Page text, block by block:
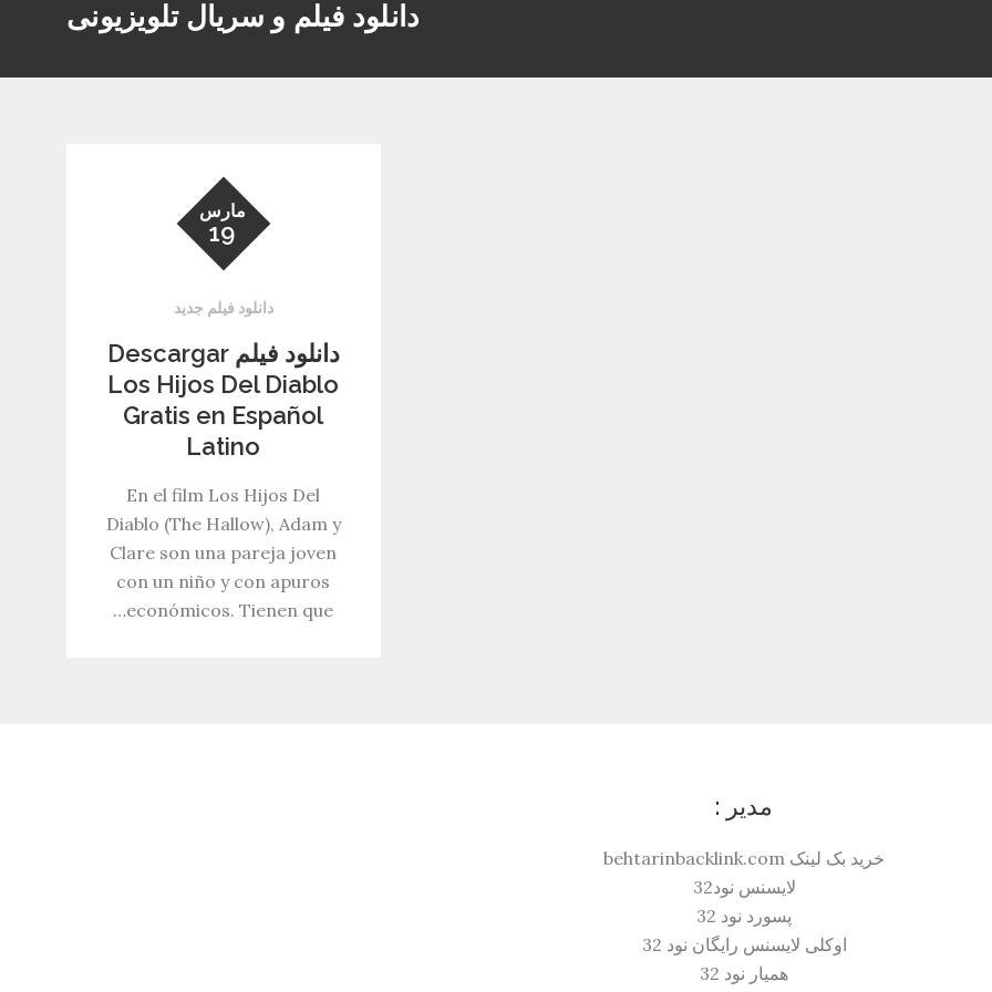
دانلود فیلم و سریال تلویزیونی
مارس
19
دانلود فیلم جدید
دانلود فیلم Descargar
Los Hijos Del Diablo
Gratis en Español
Latino
En el film Los Hijos Del
Diablo (The Hallow), Adam y
Clare son una pareja joven
con un niño y con apuros
económicos. Tienen que…
مدیر :
خرید بک لینک behtarinbacklink.com
لایسنس نود32
پسورد نود 32
اوکلی لایسنس رایگان نود 32
همیار نود 32